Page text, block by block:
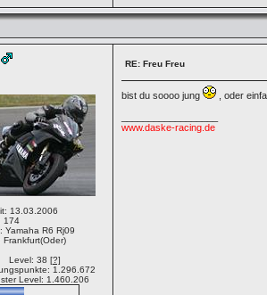
13.03.2006
174
Yamaha R6 Rj09
Frankfurt(Oder)
Level: 38 [?]
1.296.672
Level: 1.460.206
RE: Freu Freu
bist du soooo jung
, oder
www.daske-racing.de